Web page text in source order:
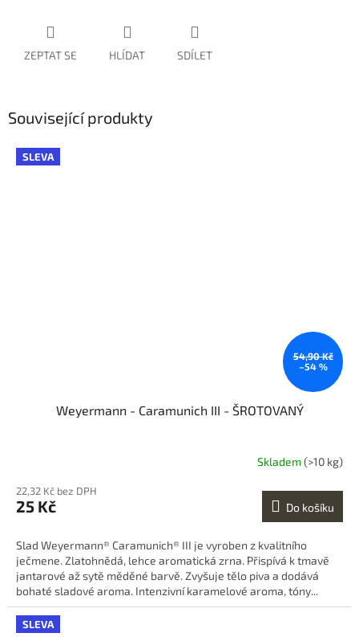
ZEPTAT SE HLÍDAT SDÍLET
Související produkty
SLEVA
54,90 Kč
–54 %
Weyermann - Caramunich III - ŠROTOVANÝ
Skladem(>10 kg)
22,32 Kč bez DPH
25 Kč Do košíku
Slad Weyermann® Caramunich® III je vyroben z kvalitního
ječmene. Zlatohnědá, lehce aromatická zrna. Přispívá k tmavě
jantarové až sytě měděné barvě. Zvyšuje tělo piva a dodává
bohaté sladové aroma. Intenzivní karamelové aroma, tóny...
SLEVA